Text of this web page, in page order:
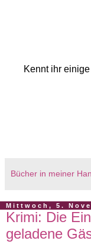
Kennt ihr
Bücher in meiner
Mittwoch, 5.
Krimi: Die
geladene